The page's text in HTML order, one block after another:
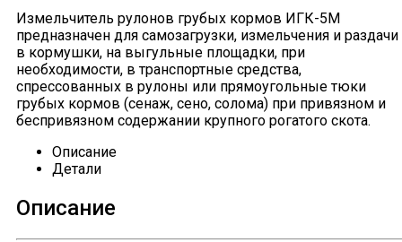
Измельчитель рулонов грубых кормов ИГК-5М
предназначен для самозагрузки, измельчения и раздачи
в кормушки, на выгульные площадки, при
необходимости, в транспортные средства,
спрессованных в рулоны или прямоугольные тюки
грубых кормов (сенаж, сено, солома) при привязном и
беспривязном содержании крупного рогатого скота.
Описание
Детали
Описание